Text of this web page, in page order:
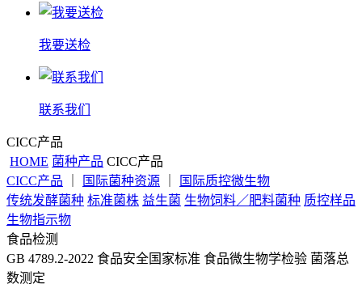
我要送检
联系我们
CICC产品
HOME 菌种产品 CICC产品
CICC产品
国际菌种资源
国际质控微生物
传统发酵菌种 标准菌株 益生菌 生物饲料／肥料菌种 质控样品
生物指示物
食品检测
GB 4789.2-2022 食品安全国家标准 食品微生物学检验 菌落总
数测定